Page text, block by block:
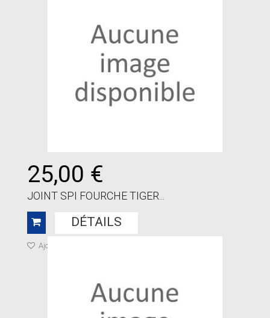
25,00 €
JOINT SPI FOURCHE TIGER...
DÉTAILS
Ajouter à ma liste de cadeaux